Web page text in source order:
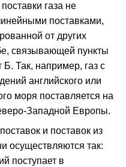
газа не
поставками,
от других
связывающей пункты
Б. Так, например, газ с
английского или
моря поставляется на
Западной Европы.
и поставок из
осуществляются так:
поступает в